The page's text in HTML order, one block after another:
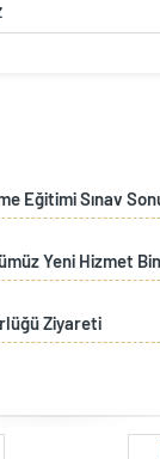
Eğitimi Sınav
Ziyareti